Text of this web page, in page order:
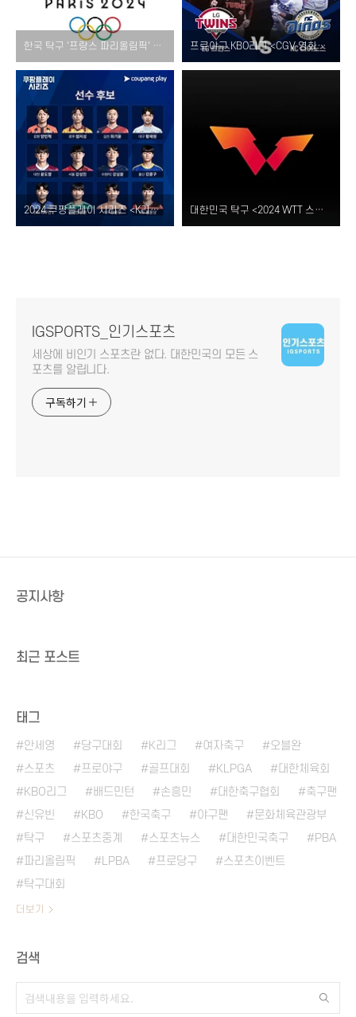
한국 탁구 '프랑스 파리올림픽' 남자 여자 복식 조 운영 감독 전략 및 미디어데이 선수 인터뷰! 프로야구 KBO리그 <CGV 영화관 극장 상영> 소개 및 티켓 예매 방법!
2024 쿠팡플레이 시리즈 <K리그 U22 유망주> 선수 명단 및 쿠플영플 투표 방법 위치 결과 소개! 대한민국 탁구 <2024 WTT 스타 컨텐더 방콕> 태국 대회 일정 출전 선수 상금 중계 정보 총정리!
IGSPORTS_인기스포츠
세상에 비인기 스포츠란 없다. 대한민국의 모든 스
포츠를 알립니다.
구독하기
공지사항
최근 포스트
태그
안세영 당구대회 K리그 여자축구
오블완
스포츠
프로야구 골프대회 KLPGA
대한체육회
KBO리그
배드민턴 손흥민 대한축구협회
축구팬
신유빈
KBO 한국축구 야구팬
문화체육관광부
탁구
스포츠중계 스포츠뉴스 대한민국축구
PBA
파리올림픽
LPBA 프로당구
스포츠이벤트
탁구대회
더보기
검색